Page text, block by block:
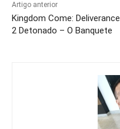
Artigo anterior
Kingdom Come: Deliverance
2 Detonado – O Banquete